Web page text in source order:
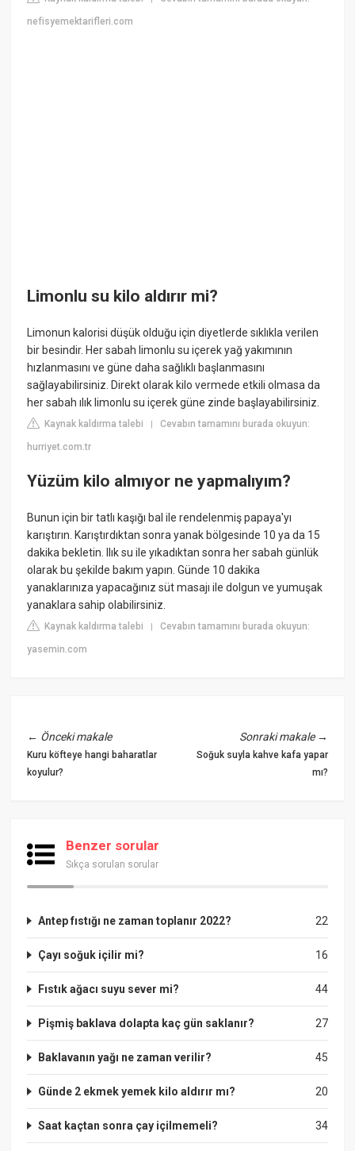
nefisyemektarifleri.com
Limonlu su kilo aldırır mi?
Limonun kalorisi düşük olduğu için diyetlerde sıklıkla verilen
bir besindir. Her sabah limonlu su içerek yağ yakımının
hızlanmasını ve güne daha sağlıklı başlanmasını
sağlayabilirsiniz. Direkt olarak kilo vermede etkili olmasa da
her sabah ılık limonlu su içerek güne zinde başlayabilirsiniz.
Kaynak kaldırma talebi |Cevabın tamamını burada okuyun:
hurriyet.com.tr
Yüzüm kilo almıyor ne yapmalıyım?
Bunun için bir tatlı kaşığı bal ile rendelenmiş papaya'yı
karıştırın. Karıştırdıktan sonra yanak bölgesinde 10 ya da 15
dakika bekletin. Ilık su ile yıkadıktan sonra her sabah günlük
olarak bu şekilde bakım yapın. Günde 10 dakika
yanaklarınıza yapacağınız süt masajı ile dolgun ve yumuşak
yanaklara sahip olabilirsiniz.
Kaynak kaldırma talebi |Cevabın tamamını burada okuyun:
yasemin.com
← Önceki makale
Kuru köfteye hangi baharatlar
koyulur?
Sonraki makale→
Soğuk suyla kahve kafa yapar
mı?
Benzer sorular
Sıkça sorulan sorular
22
Antep fıstığı ne zaman toplanır 2022?
16
Çayı soğuk içilir mi?
44
Fıstık ağacı suyu sever mi?
27
Pişmiş baklava dolapta kaç gün saklanır?
45
Baklavanın yağı ne zaman verilir?
20
Günde 2 ekmek yemek kilo aldırır mı?
34
Saat kaçtan sonra çay içilmemeli?